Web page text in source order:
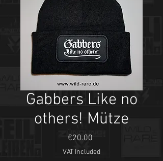
Gabbers Like no
others! Mütze
€20.00
VAT Included